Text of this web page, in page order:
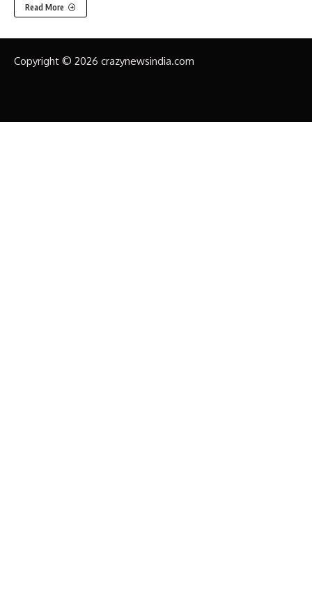
Read More
Copyright © 2026 crazynewsindia.com